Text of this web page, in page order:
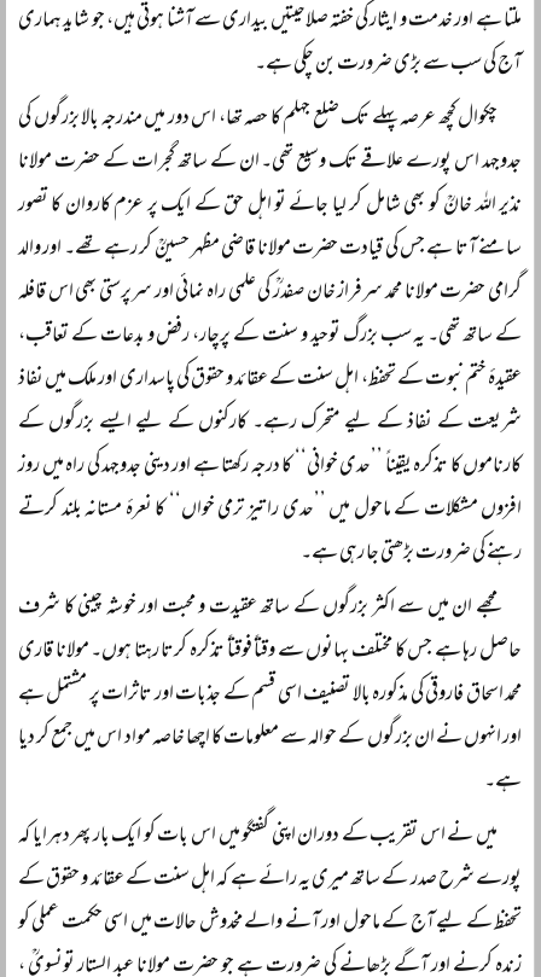
ملتا ہے اور خدمت و ایثار کی خفتہ صلاحیتیں بیداری سے آشنا ہوتی ہیں، جو شاید ہماری
آج کی سب سے بڑی ضرورت بن چکی ہے۔
چکوال کچھ عرصہ پہلے تک ضلع جہلم کا حصہ تھا، اس دور میں مندرجہ بالا بزرگوں کی
جدوجہد اس پورے علاقے تک وسیع تھی۔ ان کے ساتھ گجرات کے حضرت مولانا
نذیر اللہ خانؒ کو بھی شامل کر لیا جائے تو اہل حق کے ایک پر عزم کاروان کا تصور
سامنے آتا ہے جس کی قیادت حضرت مولانا قاضی مظہر حسینؒ کر رہے تھے۔ اور والد
گرامی حضرت مولانا محمد سرفراز خان صفدرؒ کی علمی راہ نمائی اور سرپرستی بھی اس قافلہ
کے ساتھ تھی۔ یہ سب بزرگ توحید و سنت کے پرچار، رفض و بدعات کے تعاقب،
عقیدۂ ختم نبوت کے تحفظ، اہل سنت کے عقائد و حقوق کی پاسداری اور ملک میں نفاذ
شریعت کے نفاذ کے لیے متحرک رہے۔ کارکنوں کے لیے ایسے بزرگوں کے
کارناموں کا تذکرہ یقیناً ’’حدی خوانی‘‘ کا درجہ رکھتا ہے اور دینی جدوجہد کی راہ میں روز
افزوں مشکلات کے ماحول میں ’’حدی را تیز ترمی خواں‘‘ کا نعرۂ مستانہ بلند کرتے
رہنے کی ضرورت بڑھتی جا رہی ہے۔
مجھے ان میں سے اکثر بزرگوں کے ساتھ عقیدت و محبت اور خوشہ چینی کا شرف
حاصل رہا ہے جس کا مختلف بہانوں سے وقتاً فوقتاً تذکرہ کرتا رہتا ہوں۔ مولانا قاری
محمد اسحاق فاروقی کی مذکورہ بالا تصنیف اسی قسم کے جذبات اور تاثرات پر مشتمل ہے
اور انہوں نے ان بزرگوں کے حوالہ سے معلومات کا اچھا خاصہ مواد اس میں جمع کر دیا
ہے۔
میں نے اس تقریب کے دوران اپنی گفتگو میں اس بات کو ایک بار پھر دہرایا کہ
پورے شرح صدر کے ساتھ میری یہ رائے ہے کہ اہل سنت کے عقائد و حقوق کے
تحفظ کے لیے آج کے ماحول اور آنے والے مخدوش حالات میں اسی حکمت عملی کو
زندہ کرنے اور آگے بڑھانے کی ضرورت ہے جو حضرت مولانا عبد الستار تونسویؒ ،